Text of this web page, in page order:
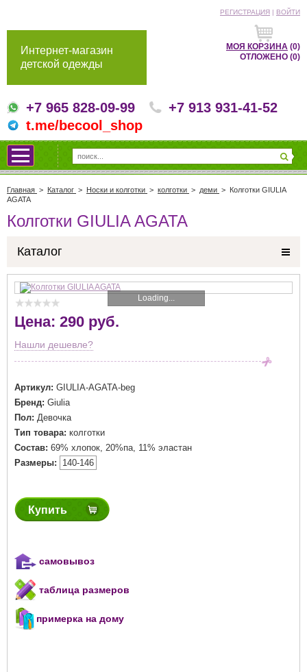
РЕГИСТРАЦИЯ | ВОЙТИ
Интернет-магазин
детской одежды
МОЯ КОРЗИНА (0)
ОТЛОЖЕНО (0)
+7 965 828-09-99
+7 913 931-41-52
t.me/becool_shop
Главная > Каталог > Носки и колготки > колготки > деми > Колготки GIULIA
AGATA
Колготки GIULIA AGATA
Каталог
Loading...
Цена: 290 руб.
Нашли дешевле?
Артикул: GIULIA-AGATA-beg
Бренд: Giulia
Пол: Девочка
Тип товара: колготки
Состав: 69% хлопок, 20%па, 11% эластан
Размеры:
140-146
Купить
самовывоз
таблица размеров
примерка на дому